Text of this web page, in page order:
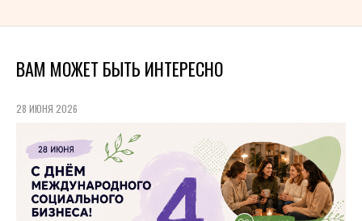
ВАМ МОЖЕТ БЫТЬ ИНТЕРЕСНО
28 ИЮНЯ 2026